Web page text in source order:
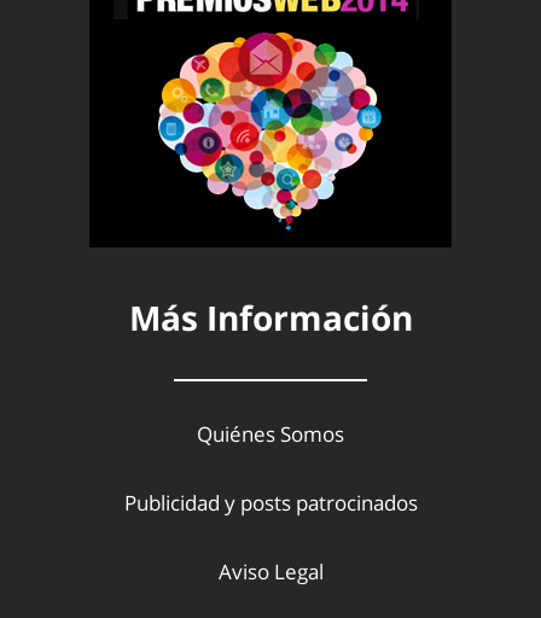
Más Información
Quiénes Somos
Publicidad y posts patrocinados
Aviso Legal